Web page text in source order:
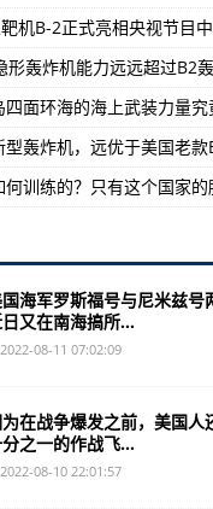
机B-2正式亮相央视节目中
形轰炸机能力远远超过B2
面环海的海上武装力量究
训练的？只有这个国家的
海军罗斯福号与尼米兹号
又在南海搞所...
2022-08-11 07:02:09
在战争爆发之前，美国人
之一的作战飞...
2022-08-10 22:01:57